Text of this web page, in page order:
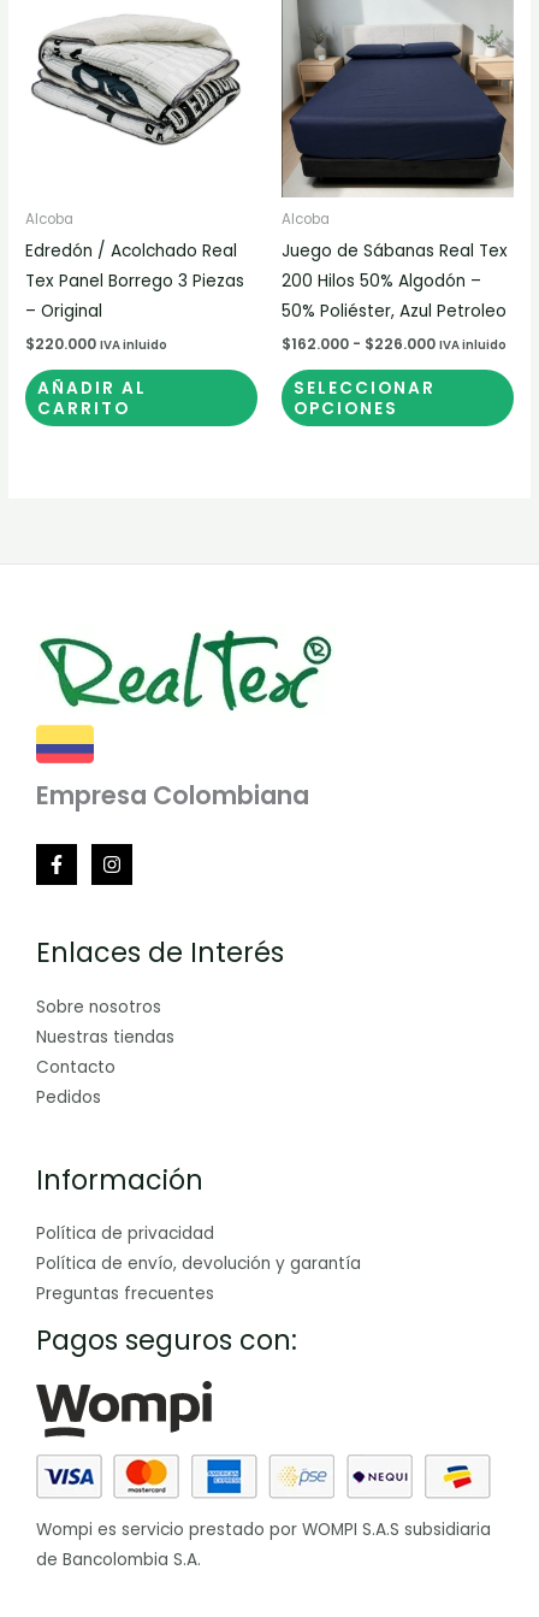
Alcoba
Edredón / Acolchado Real
Tex Panel Borrego 3 Piezas
– Original
$220.000 IVA inluido
AÑADIR AL
CARRITO
Alcoba
Juego de Sábanas Real Tex
200 Hilos 50% Algodón –
50% Poliéster, Azul Petroleo
$162.000 - $226.000
precios:
desde
$162.000
hasta
$226.000
IVA inluido
SELECCIONAR
OPCIONES
se
Empresa Colombiana
Enlaces de Interés
Sobre nosotros
Nuestras tiendas
Contacto
Pedidos
Información
Política de privacidad
Política de envío, devolución y garantía
Preguntas frecuentes
Pagos seguros con:
Wompi es servicio prestado por WOMPI S.A.S subsidiaria
de Bancolombia S.A.